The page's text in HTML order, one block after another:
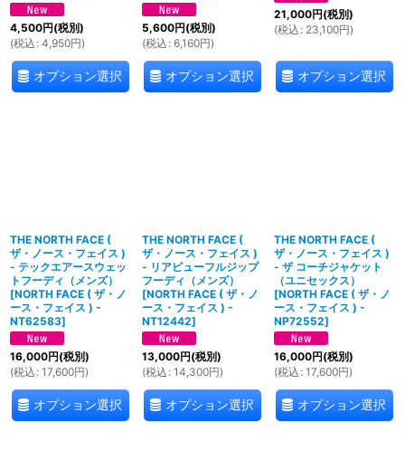
4,500円(税別)
(税込 : 4,950円)
オプション選択
5,600円(税別)
(税込 : 6,160円)
オプション選択
21,000円(税別)
(税込 : 23,100円)
オプション選択
THE NORTH FACE (
ザ・ノース・フェイス )
- テックエアースウェッ
トフーディ（メンズ）
[NORTH FACE ( ザ・ノ
ース・フェイス ) -
NT62583]
16,000円(税別)
(税込 : 17,600円)
オプション選択
THE NORTH FACE (
ザ・ノース・フェイス )
- リアビューフルジップ
フーディ（メンズ）
[NORTH FACE ( ザ・ノ
ース・フェイス ) -
NT12442]
13,000円(税別)
(税込 : 14,300円)
オプション選択
THE NORTH FACE (
ザ・ノース・フェイス )
- ザ コーチジャケット
（ユニセックス）
[NORTH FACE ( ザ・ノ
ース・フェイス ) -
NP72552]
16,000円(税別)
(税込 : 17,600円)
オプション選択